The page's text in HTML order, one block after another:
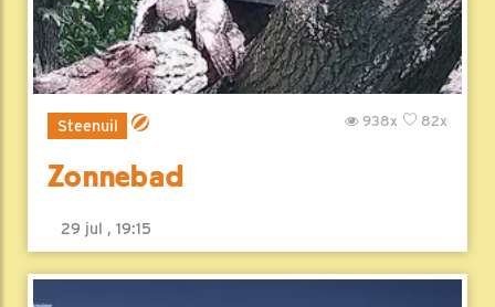
Steenuil 82x
938x
Zonnebad
29 jul , 19:15